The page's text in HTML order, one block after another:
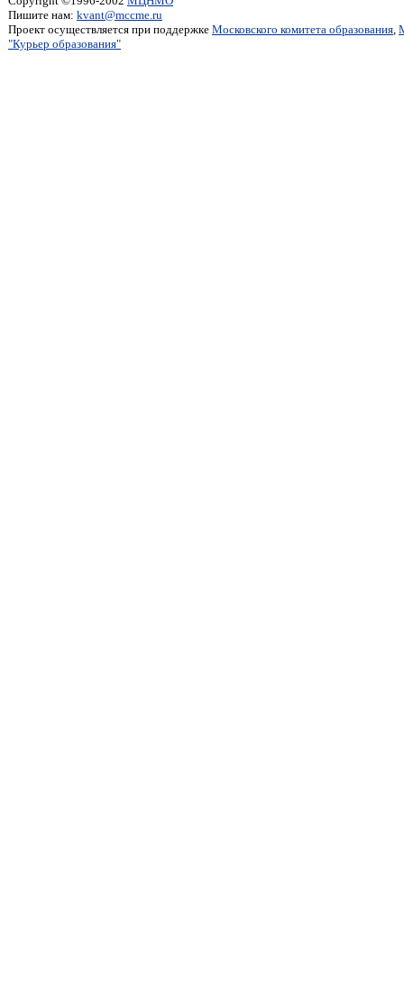
Пишите нам: kvant@mccme.ru
Проект осуществляется при поддержке Московского комитета образования,
"Курьер образования"